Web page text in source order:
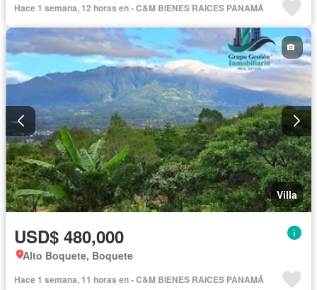
Hace 1 semana, 12 horas en - C&M BIENES RAICES PANAMÁ
Villa
USD$ 480,000
Alto Boquete, Boquete
Hace 1 semana, 11 horas en - C&M BIENES RAICES PANAMÁ